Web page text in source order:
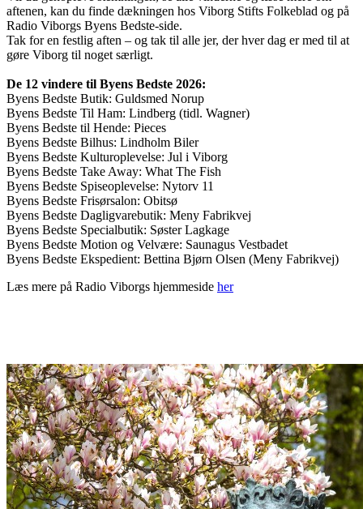
aftenen, kan du finde dækningen hos Viborg Stifts Folkeblad og på
Radio Viborgs Byens Bedste-side⁠.
Tak for en festlig aften – og tak til alle jer, der hver dag er med til at
gøre Viborg til noget særligt.
De 12 vindere til Byens Bedste 2026:
Byens Bedste Butik: Guldsmed Norup
Byens Bedste Til Ham: Lindberg (tidl. Wagner)
Byens Bedste til Hende: Pieces
Byens Bedste Bilhus: Lindholm Biler
Byens Bedste Kulturoplevelse: Jul i Viborg
Byens Bedste Take Away: What The Fish
Byens Bedste Spiseoplevelse: Nytorv 11
Byens Bedste Frisørsalon: Obitsø
Byens Bedste Dagligvarebutik: Meny Fabrikvej
Byens Bedste Specialbutik: Søster Lagkage
Byens Bedste Motion og Velvære: Saunagus Vestbadet
Byens Bedste Ekspedient: Bettina Bjørn Olsen (Meny Fabrikvej)
Læs mere på Radio Viborgs hjemmeside her